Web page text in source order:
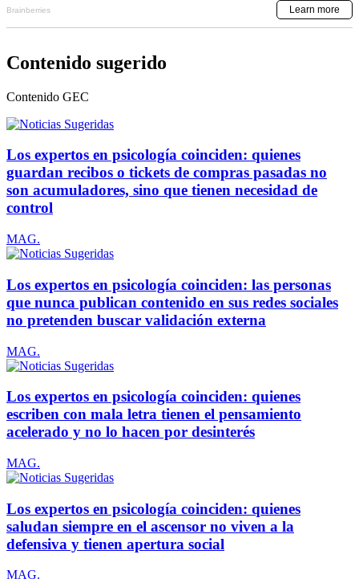
Contenido sugerido
Contenido GEC
Los expertos en psicología coinciden: quienes
guardan recibos o tickets de compras pasadas no
son acumuladores, sino que tienen necesidad de
control
MAG.
Los expertos en psicología coinciden: las personas
que nunca publican contenido en sus redes sociales
no pretenden buscar validación externa
MAG.
Los expertos en psicología coinciden: quienes
escriben con mala letra tienen el pensamiento
acelerado y no lo hacen por desinterés
MAG.
Los expertos en psicología coinciden: quienes
saludan siempre en el ascensor no viven a la
defensiva y tienen apertura social
MAG.